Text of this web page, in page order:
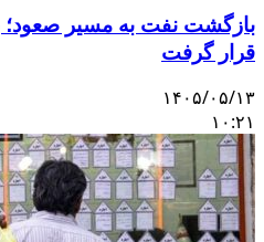
قرار گرفت
۱۴۰۵/۰۵/۱۳
۱۰:۲۱